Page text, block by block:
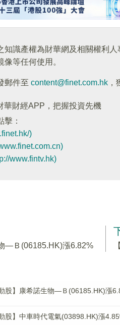
知識產權為財華網及相關權利
等任何使用。
郵件至 content@finet.com.hk
華財經APP，把握投資先機
擊：
)
www.fintv.hk)
—Ｂ(06185.HK)漲6.82%
動股】康希諾生物—Ｂ(06185.HK)漲
動股】中車時代電氣(03898.HK)漲